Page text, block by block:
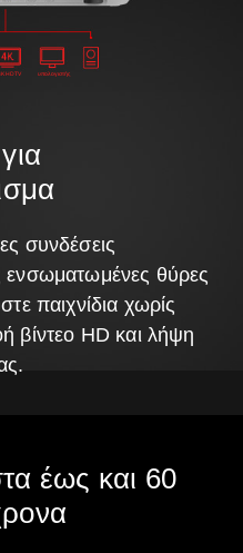
HDTV υπολογιστής
συνδέσεις
ενσωματωμένες θύρες
παιχνίδια χωρίς
βίντεο HD και λήψη
έως και 60